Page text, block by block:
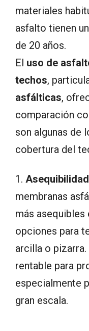
materiales
asfalto tienen
de 20 años.
El uso de
techos,
asfálticas,
comparación
son algunas de
cobertura del
1. Asequibilidad
membranas
más
opciones para
arcilla o
rentable para
especialmente
gran escala.